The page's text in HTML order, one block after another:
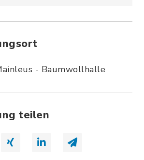
- Baumwollhalle
teilen